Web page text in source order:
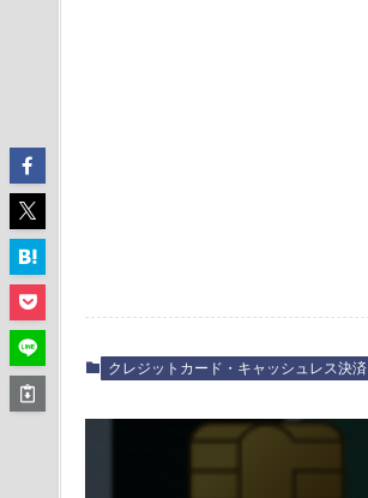
クレジットカード・キャッシュレス決済